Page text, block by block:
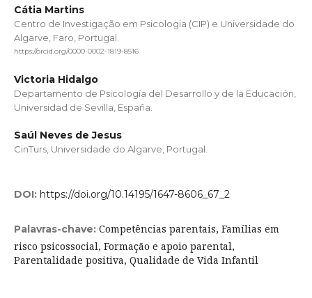
Cátia Martins
Centro de Investigação em Psicologia (CIP) e Universidade do
Algarve, Faro, Portugal.
https://orcid.org/0000-0002-1819-8516
Victoria Hidalgo
Departamento de Psicología del Desarrollo y de la Educación,
Universidad de Sevilla, España.
Saúl Neves de Jesus
CinTurs, Universidade do Algarve, Portugal.
DOI: https://doi.org/10.14195/1647-8606_67_2
Palavras-chave: Competências parentais, Famílias em
risco psicossocial, Formação e apoio parental,
Parentalidade positiva, Qualidade de Vida Infantil